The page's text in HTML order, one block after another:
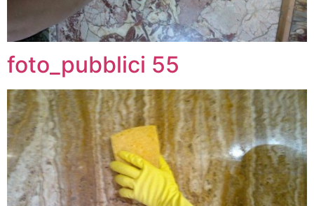
foto_pubblici 55